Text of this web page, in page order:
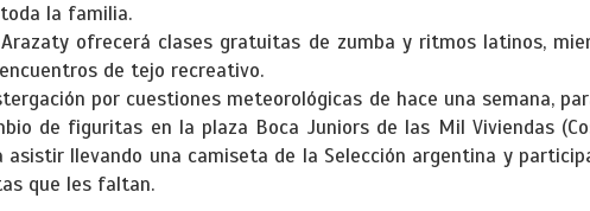
la familia.
ofrecerá clases gratuitas de zumba y ritmos latinos,
de tejo recreativo.
por cuestiones meteorológicas de hace una semana,
de figuritas en la plaza Boca Juniors de las Mil Viviendas
asistir llevando una camiseta de la Selección argentina y
que les faltan.